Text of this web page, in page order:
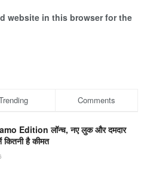
website in this browser for the
Comments
Edition लॉन्च, नए लुक और दमदार
कितनी है कीमत